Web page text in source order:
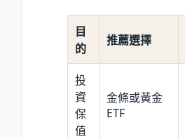
目
的
推薦選擇
投
資
保
值
金條或黃金
ETF